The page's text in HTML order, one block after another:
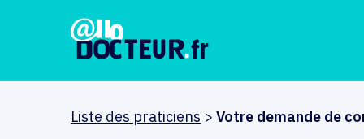
Liste des praticiens > Votre demande de